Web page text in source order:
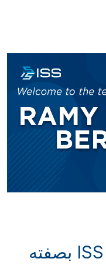
رامي بريكا ينضم إلى ISS بصفته